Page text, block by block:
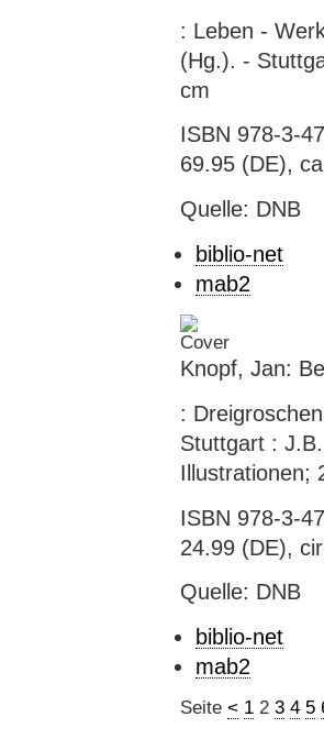
: Leben -
(Hg.). -
cm
ISBN 978-3-
69.95 (DE),
Quelle: DNB
biblio-net
mab2
Knopf, Jan:
:
Stuttgart :
Illustrationen;
ISBN 978-3-
24.99 (DE),
Quelle: DNB
biblio-net
mab2
Seite < 1 2 3 4 5